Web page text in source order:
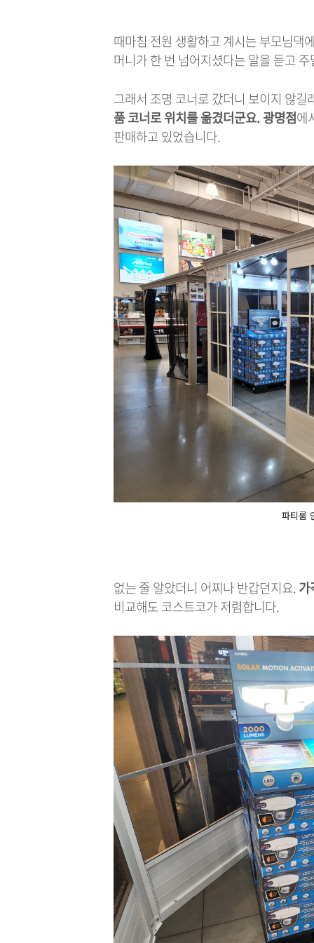
때마침 전원 생활하고 계시는 부모님댁
머니가 한 번 넘어지셨다는 말을 듣고
그래서 조명 코너로 갔더니 보이지 않
품 코너로 위치를 옮겼더군요. 광명점에
판매하고 있었습니다.
파티룸
없는 줄 알았더니 어찌나 반갑던지요.
비교해도 코스트코가 저렴합니다.